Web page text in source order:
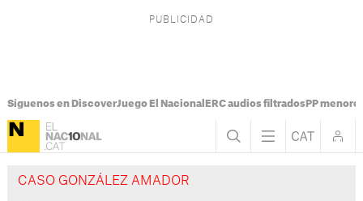
Síguenos en DiscoverJuego El Nacional ERC audios filtradosPP
CASO GONZÁLEZ AMADOR